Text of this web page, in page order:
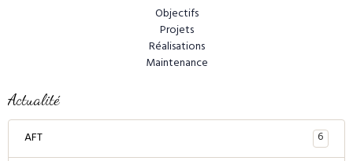
Objectifs
Projets
Réalisations
Maintenance
Actualité
AFT
6